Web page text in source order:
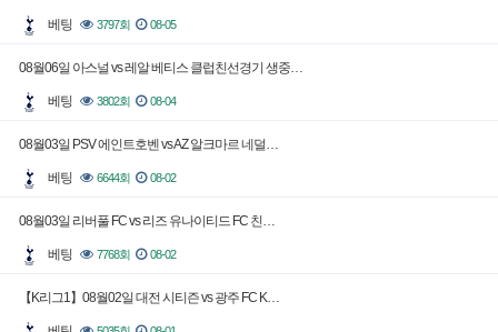
베팅 3797회 08-05
08월06일 아스널 vs 레알 베티스 클럽친선경기 생중…
베팅 3802회 08-04
08월03일 PSV 에인트호벤 vs AZ 알크마르 네덜…
베팅 6644회 08-02
08월03일 리버풀 FC vs 리즈 유나이티드 FC 친…
베팅 7768회 08-02
【K리그1】08월02일 대전 시티즌 vs 광주 FC K…